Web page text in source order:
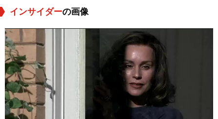
インサイダーの画像